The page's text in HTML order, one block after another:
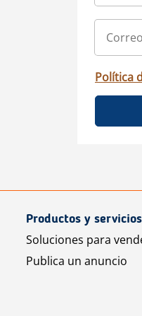
Política
Productos y servicios
Soluciones para
Publica un anuncio